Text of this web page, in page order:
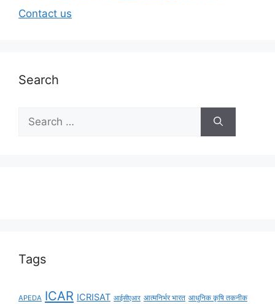
Contact us
Search
Tags
APEDA ICAR ICRISAT आईसीएआर आत्मनिर्भर भारत आधुनिक कृषि तकनीक